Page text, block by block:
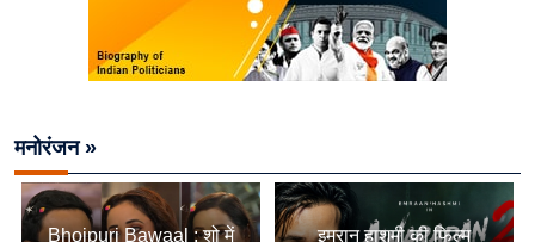
मनोरंजन »
Bhojpuri Bawaal : शो में
इमरान हाशमी की फिल्म